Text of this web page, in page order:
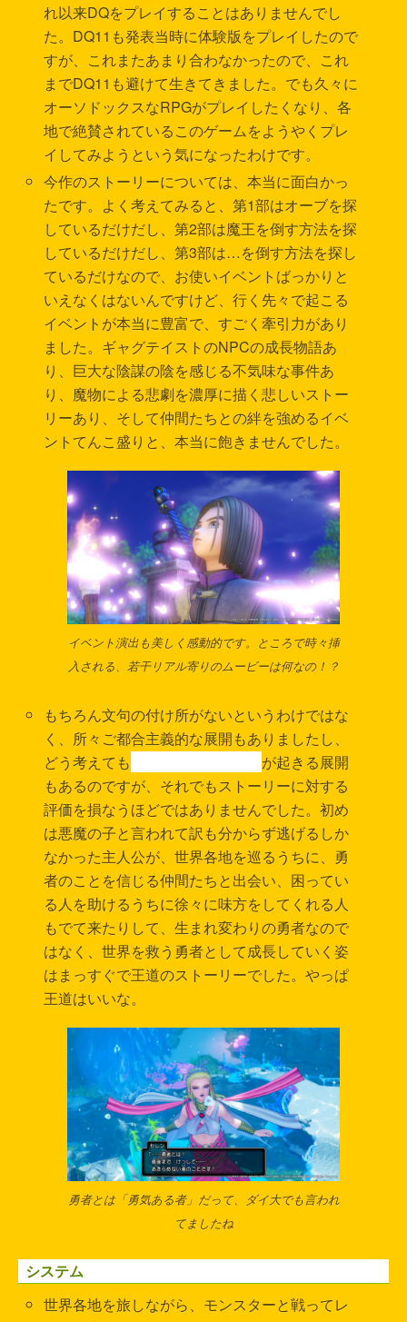
れ以来DQをプレイすることはありませんでし
た。DQ11も発表当時に体験版をプレイしたので
すが、これまたあまり合わなかったので、これ
までDQ11も避けて生きてきました。でも久々に
オーソドックスなRPGがプレイしたくなり、各
地で絶賛されているこのゲームをようやくプレ
イしてみようという気になったわけです。
今作のストーリーについては、本当に面白かっ
たです。よく考えてみると、第1部はオーブを探
しているだけだし、第2部は魔王を倒す方法を探
しているだけだし、第3部は…を倒す方法を探し
ているだけなので、お使いイベントばっかりと
いえなくはないんですけど、行く先々で起こる
イベントが本当に豊富で、すごく牽引力があり
ました。ギャグテイストのNPCの成長物語あ
り、巨大な陰謀の陰を感じる不気味な事件あ
り、魔物による悲劇を濃厚に描く悲しいストー
リーあり、そして仲間たちとの絆を強めるイベ
ントてんこ盛りと、本当に飽きませんでした。
イベント演出も美しく感動的です。ところで時々挿
入される、若干リアル寄りのムービーは何なの！？
もちろん文句の付け所がないというわけではな
く、所々ご都合主義的な展開もありましたし、
どう考えても
が起きる展開
もあるのですが、それでもストーリーに対する
評価を損なうほどではありませんでした。初め
は悪魔の子と言われて訳も分からず逃げるしか
なかった主人公が、世界各地を巡るうちに、勇
者のことを信じる仲間たちと出会い、困ってい
る人を助けるうちに徐々に味方をしてくれる人
もでて来たりして、生まれ変わりの勇者なので
はなく、世界を救う勇者として成長していく姿
はまっすぐで王道のストーリーでした。やっぱ
王道はいいな。
勇者とは「勇気ある者」だって、ダイ大でも言われ
てましたね
システム
世界各地を旅しながら、モンスターと戦ってレ